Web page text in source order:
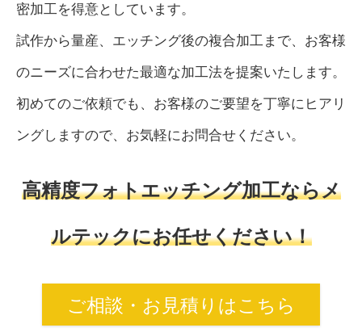
密加工を得意としています。
試作から量産、エッチング後の複合加工まで、お客様
のニーズに合わせた最適な加工法を提案いたします。
初めてのご依頼でも、お客様のご要望を丁寧にヒアリ
ングしますので、お気軽にお問合せください。
高精度フォトエッチング加工ならメ
ルテックにお任せください！
ご相談・お見積りはこちら